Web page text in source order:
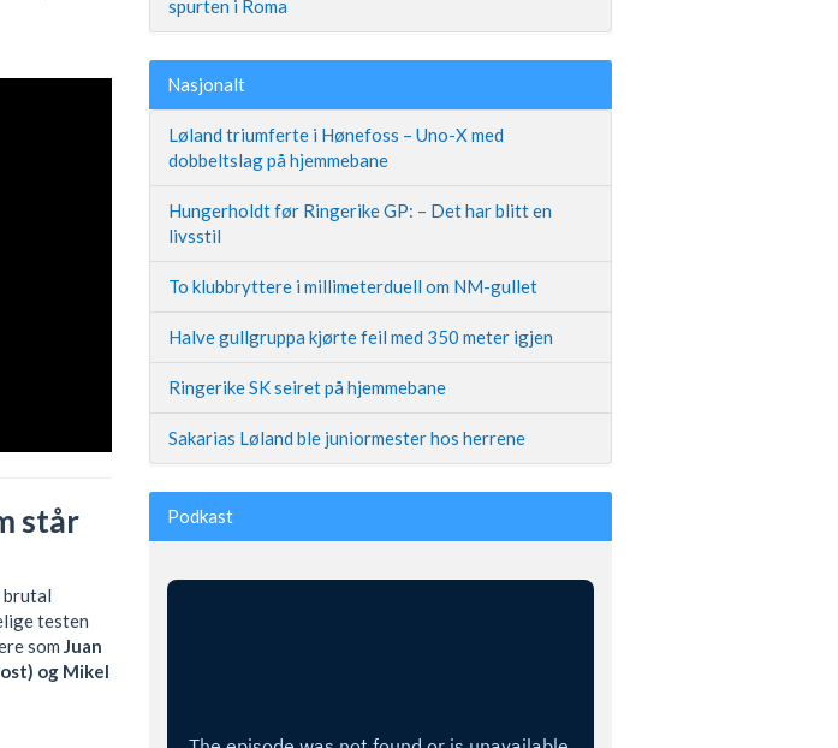
står
brutal
testen
som Juan
og Mikel
spurten i Roma
Nasjonalt
Løland triumferte i Hønefoss – Uno-X med
dobbeltslag på hjemmebane
Hungerholdt før Ringerike GP: – Det har blitt en
livsstil
To klubbryttere i millimeterduell om NM-gullet
Halve gullgruppa kjørte feil med 350 meter igjen
Ringerike SK seiret på hjemmebane
Sakarias Løland ble juniormester hos herrene
Podkast